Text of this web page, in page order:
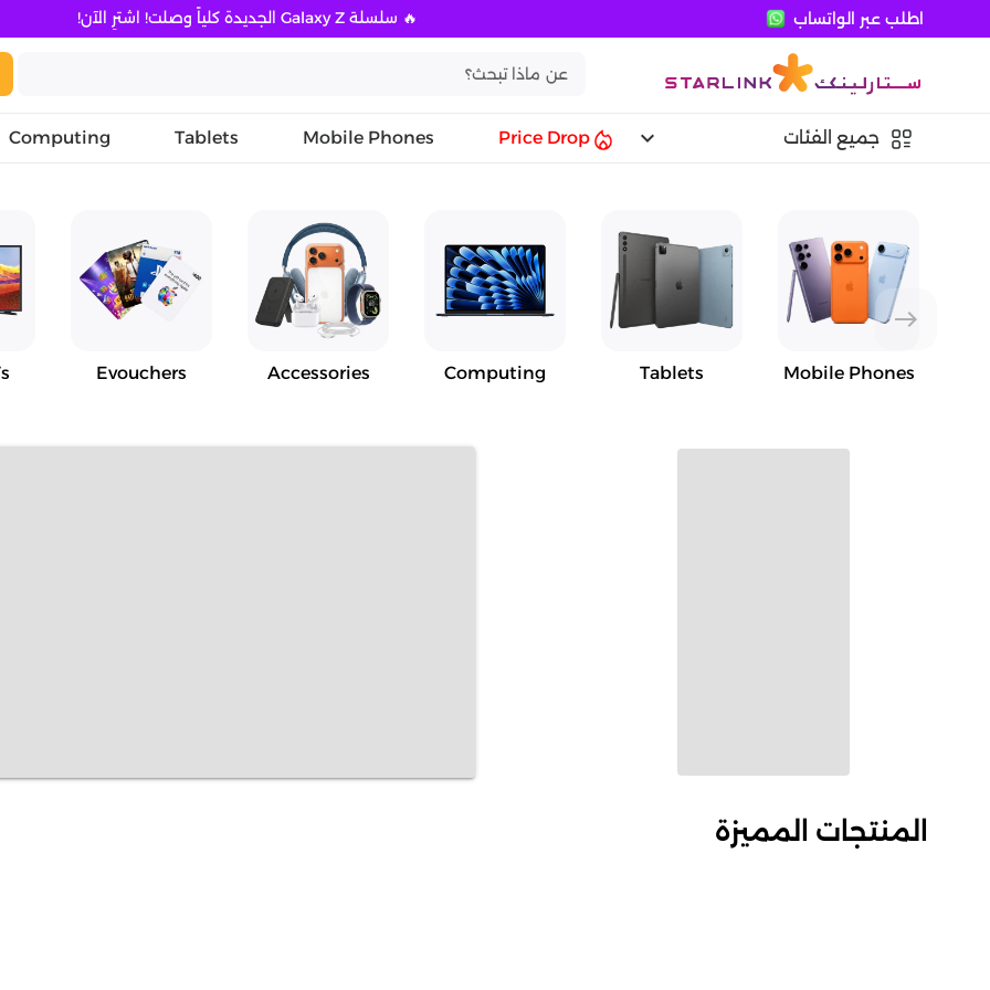
اطلب عبر الواتساب 🔥 سلسلة Galaxy Z الجديدة كلياً وصلت! اشترِ الآن!
جميع الفئات keyboard_arrow_down
Price Drop
Mobile Phones
Tablets
Computing
east
Mobile Phones
Tablets
Computing
Accessories
Evouchers
المنتجات المميزة